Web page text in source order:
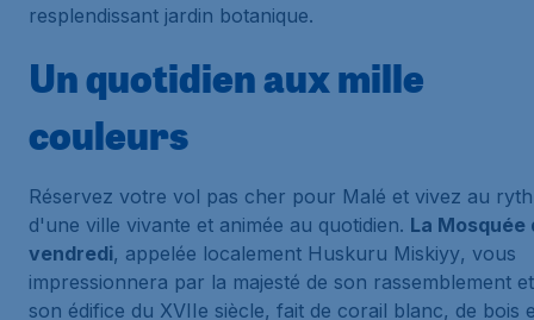
resplendissant jardin botanique.
Un quotidien aux mille
couleurs
Réservez votre vol pas cher pour Malé et vivez au
d'une ville vivante et animée au quotidien. La Mosquée
vendredi, appelée localement Huskuru Miskiyy, vous
impressionnera par la majesté de son rassemblement
son édifice du XVIIe siècle, fait de corail blanc, de bois